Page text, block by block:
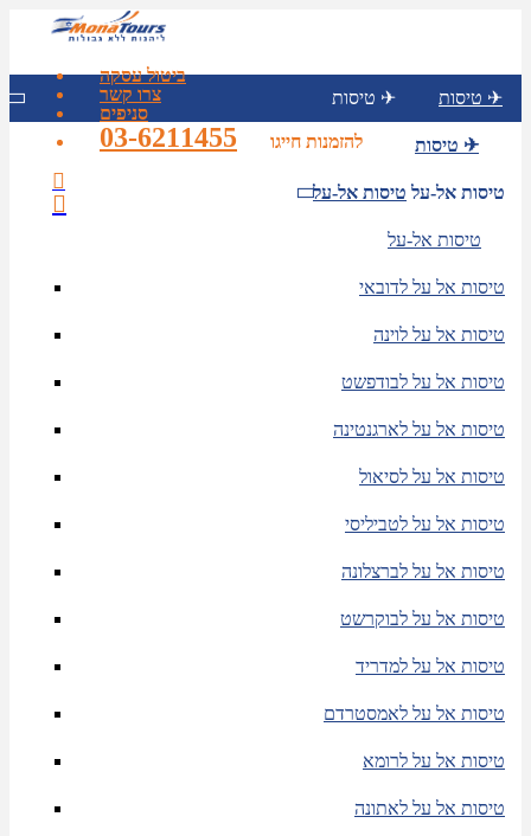
ביטול עסקה
צרו קשר
סניפים
להזמנות חייגו
03-6211455
טיסות ✈ טיסות ✈
טיסות ✈
טיסות אל-על טיסות אל-על
טיסות אל-על
טיסות אל על לדובאי
טיסות אל על לוינה
טיסות אל על לבודפשט
טיסות אל על לארגנטינה
טיסות אל על לסיאול
טיסות אל על לטביליסי
טיסות אל על לברצלונה
טיסות אל על לבוקרשט
טיסות אל על למדריד
טיסות אל על לאמסטרדם
טיסות אל על לרומא
טיסות אל על לאתונה